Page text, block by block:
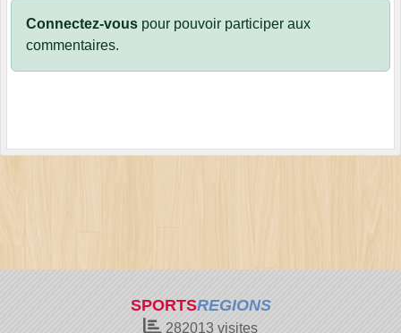
Connectez-vous pour pouvoir participer aux
commentaires.
SPORTSREGIONS
282013 visites